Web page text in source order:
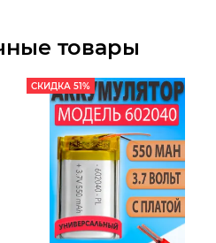
товары
СКИДКА 51%